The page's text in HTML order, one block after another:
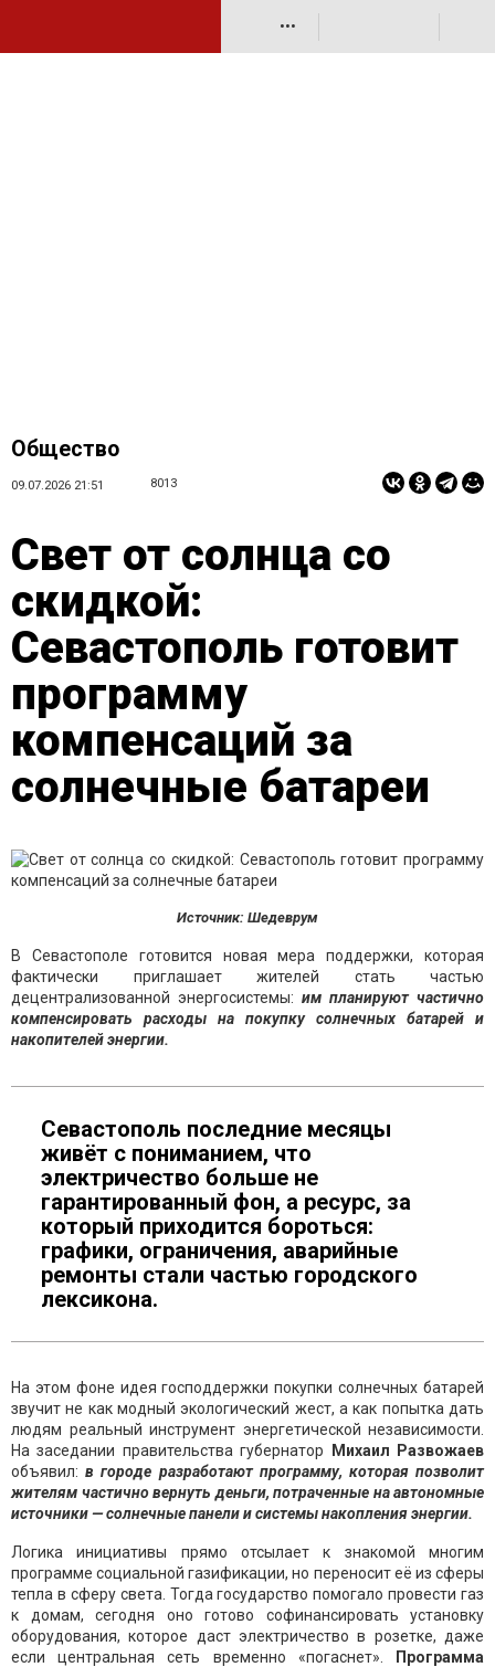
•••
Общество
09.07.2026 21:51 8013
Свет от солнца со
скидкой:
Севастополь готовит
программу
компенсаций за
солнечные батареи
Источник: Шедеврум
В Севастополе готовится новая мера поддержки, которая
фактически приглашает жителей стать частью
децентрализованной энергосистемы: им планируют частично
компенсировать расходы на покупку солнечных батарей и
накопителей энергии.
Севастополь последние месяцы
живёт с пониманием, что
электричество больше не
гарантированный фон, а ресурс, за
который приходится бороться:
графики, ограничения, аварийные
ремонты стали частью городского
лексикона.
На этом фоне идея господдержки покупки солнечных батарей
звучит не как модный экологический жест, а как попытка дать
людям реальный инструмент энергетической независимости.
На заседании правительства губернатор
Михаил Развожаев
объявил:в городе разработают программу, которая позволит
жителям частично вернуть деньги, потраченные на автономные
источники — солнечные панели и системы накопления энергии.
Логика инициативы прямо отсылает к знакомой многим
программе социальной газификации, но переносит её из сферы
тепла в сферу света. Тогда государство помогало провести газ
к домам, сегодня оно готово софинансировать установку
оборудования, которое даст электричество в розетке, даже
если центральная сеть временно «погаснет».
Программа